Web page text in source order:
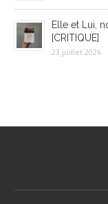
Elle et Lui,
[CRITIQUE]
23 juillet 2026